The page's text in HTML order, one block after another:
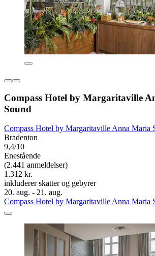
Compass Hotel by Margaritaville
Sound
Compass Hotel by Margaritaville Anna Maria
Bradenton
9,4/10
Enestående
(2.441 anmeldelser)
1.312 kr.
inkluderer skatter og gebyrer
20. aug. - 21. aug.
Compass Hotel by Margaritaville Anna Maria